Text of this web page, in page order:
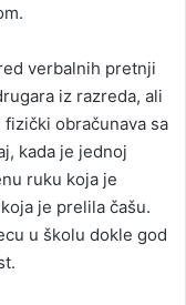
verbalnih pretnji
iz razreda, ali
obračunava sa
kada je jednoj
ruku koja je
je prelila čašu.
u školu dokle god